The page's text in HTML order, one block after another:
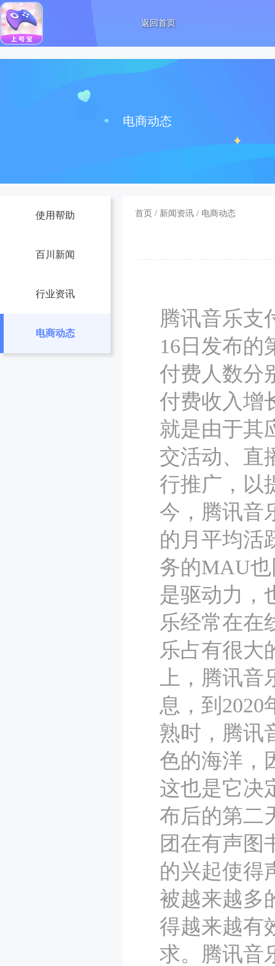
返回首页
电商动态
使用帮助
百川新闻
行业资讯
电商动态
首页 / 新闻资讯 / 电商动态
腾讯音乐支
16日发布的
付费人数分
付费收入增
就是由于其
交活动、直
行推广，以
今，腾讯音
的月平均活
务的MAU
是驱动力，
乐经常在在
乐占有很大
上，腾讯
息，到
熟时，腾讯
色的海洋，
这也是它决
布后的第二
团在有声图
的兴起使得
被越来越多
得越来越有
求。腾讯音